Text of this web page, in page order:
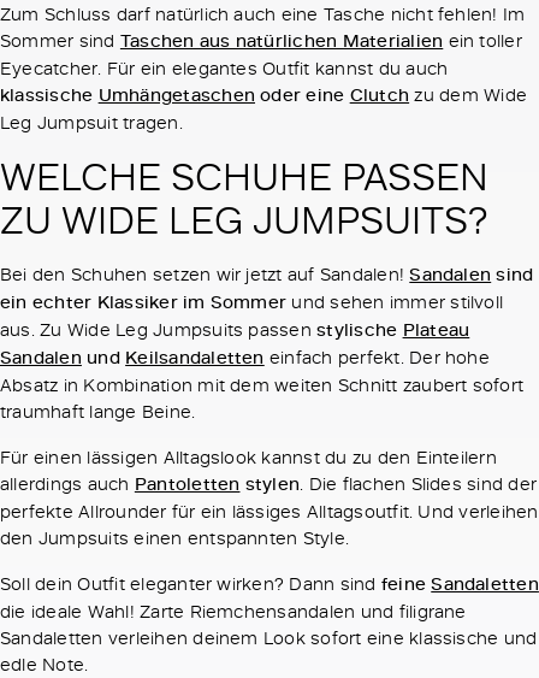
Zum Schluss darf natürlich auch eine Tasche nicht fehlen! Im
Sommer sind Taschen aus natürlichen Materialien ein toller
Eyecatcher. Für ein elegantes Outfit kannst du auch
klassische Umhängetaschen oder eine Clutch zu dem Wide
Leg Jumpsuit tragen.
WELCHE SCHUHE PASSEN
ZU WIDE LEG JUMPSUITS?
Bei den Schuhen setzen wir jetzt auf Sandalen!Sandalen sind
ein echter Klassiker im Sommer und sehen immer stilvoll
aus. Zu Wide Leg Jumpsuits passenstylische Plateau
Sandalen und Keilsandaletten einfach perfekt. Der hohe
Absatz in Kombination mit dem weiten Schnitt zaubert sofort
traumhaft lange Beine.
Für einen lässigen Alltagslook kannst du zu den Einteilern
allerdings auch Pantoletten stylen. Die flachen Slides sind der
perfekte Allrounder für ein lässiges Alltagsoutfit. Und verleihen
den Jumpsuits einen entspannten Style.
Soll dein Outfit eleganter wirken? Dann sind feineSandaletten
die ideale Wahl! Zarte Riemchensandalen und filigrane
Sandaletten verleihen deinem Look sofort eine klassische und
edle Note.